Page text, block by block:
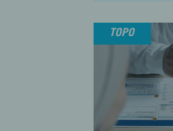
TOPO